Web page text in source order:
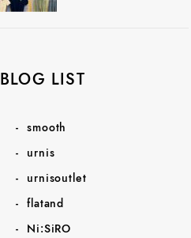
BLOG LIST
smooth
urnis
urnisoutlet
flatand
Ni:SiRO